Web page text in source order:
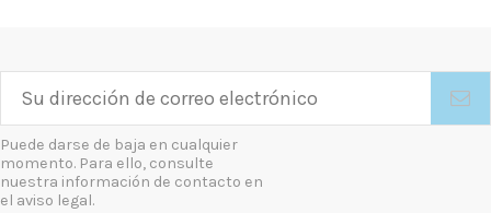
Puede darse de baja en cualquier
momento. Para ello, consulte
nuestra información de contacto en
el aviso legal.